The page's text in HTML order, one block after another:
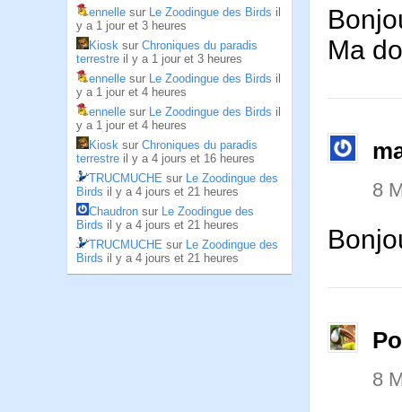
ennelle sur Le Zoodingue des Birds il
y a 1 jour et 3 heures
Kiosk sur Chroniques du paradis
terrestre il y a 1 jour et 3 heures
ennelle sur Le Zoodingue des Birds il
y a 1 jour et 4 heures
ennelle sur Le Zoodingue des Birds il
y a 1 jour et 4 heures
Kiosk sur Chroniques du paradis
terrestre il y a 4 jours et 16 heures
TRUCMUCHE sur Le Zoodingue des
Birds il y a 4 jours et 21 heures
Chaudron sur Le Zoodingue des
Birds il y a 4 jours et 21 heures
TRUCMUCHE sur Le Zoodingue des
Birds il y a 4 jours et 21 heures
Ma
8
8